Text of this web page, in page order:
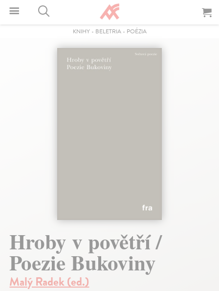
KNIHY- BELETRIA- POÉZIA
Hroby v povětří /
Poezie Bukoviny
Malý Radek (ed.)